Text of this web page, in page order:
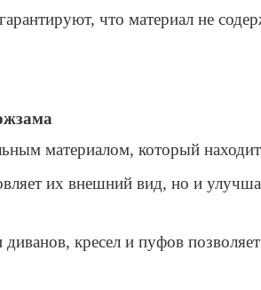
что материал не
материалом, который
их внешний вид, но и
кресел и пуфов